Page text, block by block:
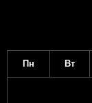
Пн Вт